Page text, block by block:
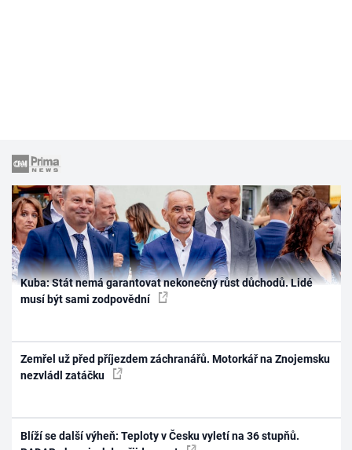
Kuba: Stát nemá garantovat nekonečný růst důchodů. Lidé
musí být sami zodpovědní
Zemřel už před příjezdem záchranářů. Motorkář na Znojemsku
nezvládl zatáčku
Blíží se další výheň: Teploty v Česku vyletí na 36 stupňů.